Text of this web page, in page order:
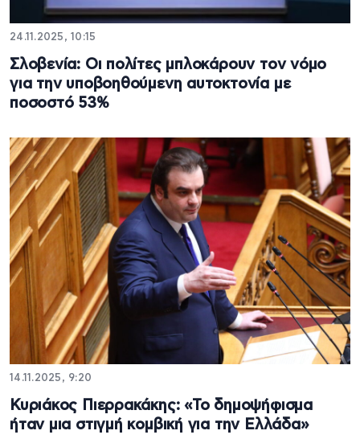
24.11.2025, 10:15
Σλοβενία: Οι πολίτες μπλοκάρουν τον νόμο
για την υποβοηθούμενη αυτοκτονία με
ποσοστό 53%
14.11.2025, 9:20
Κυριάκος Πιερρακάκης: «Το δημοψήφισμα
ήταν μια στιγμή κομβική για την Ελλάδα»